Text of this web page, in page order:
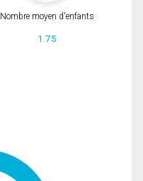
Nombre moyen d'enfants
1.75